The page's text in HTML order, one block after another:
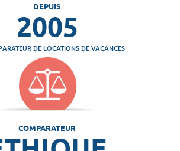
DEPUIS
2005
DE LOCATIONS DE VACANCES
COMPARATEUR